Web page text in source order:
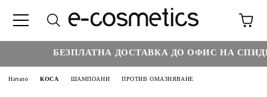
БЕЗПЛАТНА ДОСТАВКА ДО ОФИС НА
Начало КОСА ШАМПОАНИ ПРОТИВ ОМАЗНЯВАНЕ